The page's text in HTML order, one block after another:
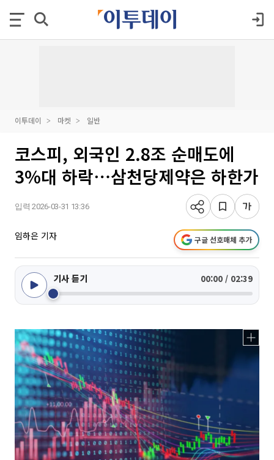
이투데이 마켓 일반
코스피, 외국인 2.8조 순매도에
3%대 하락⋯삼천당제약은 하한가
입력 2026-03-31 13:36
임하은 기자 구글 선호매체 추가
기사 듣기 00:00 / 02:39